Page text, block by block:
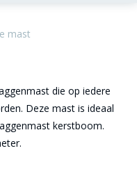
mast
die op iedere
Deze mast is ideaal
kerstboom.